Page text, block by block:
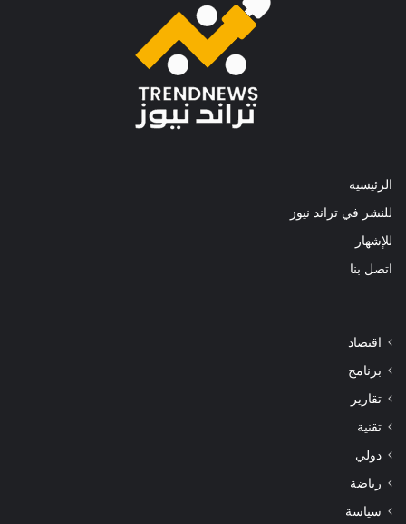
الرئيسية
للنشر في تراند نيوز
للإشهار
اتصل بنا
اقتصاد
برنامج
تقارير
تقنية
دولي
رياضة
سياسة